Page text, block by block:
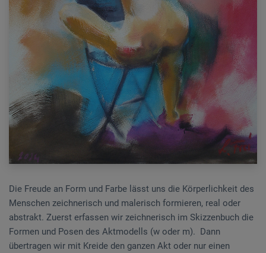
Die Freude an Form und Farbe lässt uns die Körperlichkeit des
Menschen zeichnerisch und malerisch formieren, real oder
abstrakt. Zuerst erfassen wir zeichnerisch im Skizzenbuch die
Formen und Posen des Aktmodells (w oder m). Dann
übertragen wir mit Kreide den ganzen Akt oder nur einen